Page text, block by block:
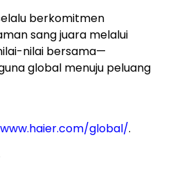
berkomitmen
sang juara melalui
nilai bersama—
global menuju peluang
global/.